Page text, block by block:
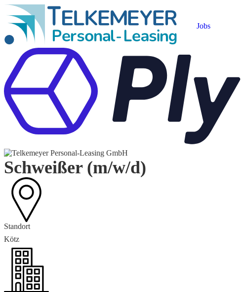
Jobs
Schweißer (m/w/d)
Standort
Kötz